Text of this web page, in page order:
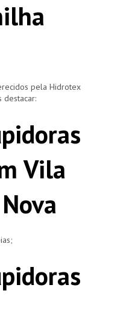
pela Hidrotex
destacar:
Vila